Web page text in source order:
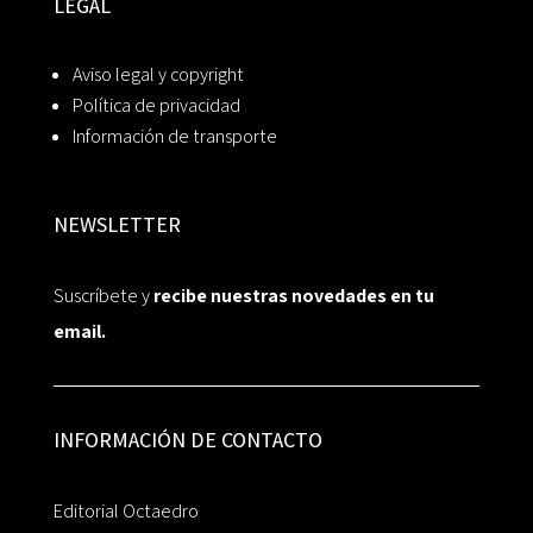
LEGAL
Aviso legal y copyright
Política de privacidad
Información de transporte
NEWSLETTER
Suscríbete yrecibe nuestras novedades en tu
email.
INFORMACIÓN DE CONTACTO
Editorial Octaedro